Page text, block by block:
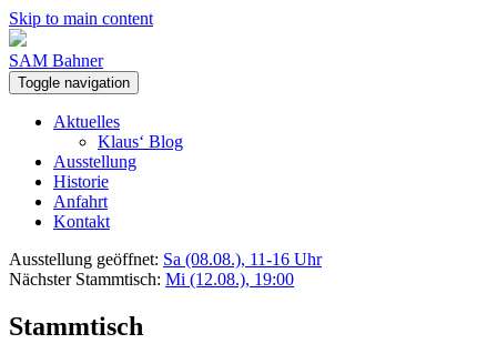
Skip to main content
SAM Bahner
Toggle navigation
Aktuelles
Klaus‘ Blog
Ausstellung
Historie
Anfahrt
Kontakt
Ausstellung geöffnet: Sa (08.08.), 11-16 Uhr
Nächster Stammtisch: Mi (12.08.), 19:00
Stammtisch